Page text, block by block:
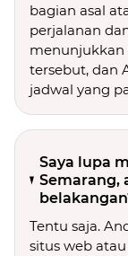
bagian asal
perjalanan
menunjukkan
tersebut, dan
jadwal yang
Saya lupa
Semarang,
Tentu saja.
situs web